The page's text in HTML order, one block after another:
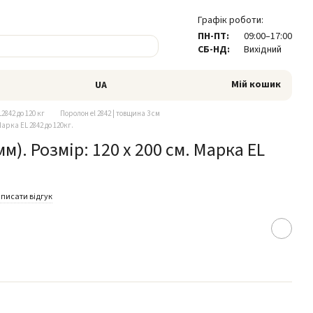
Графік роботи:
ПН-ПТ:
09:00–17:00
СБ-НД:
Вихідний
UA Мій кошик
до 120 кг
Поролон el 2842 | товщина 3 см
EL 2842 до 120кг.
Розмір: 120 х 200 см. Марка EL
відгук